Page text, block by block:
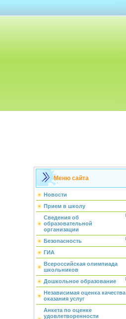
Меню сайта
Новости
Прием в школу
Сведения об
образовательной
организации
Безопасность
ГИА
Всероссийская олимпиада
школьников
Дошкольное образование
Независимая оценка качества
оказания услуг
Анкета по оценке
удовлетворенности